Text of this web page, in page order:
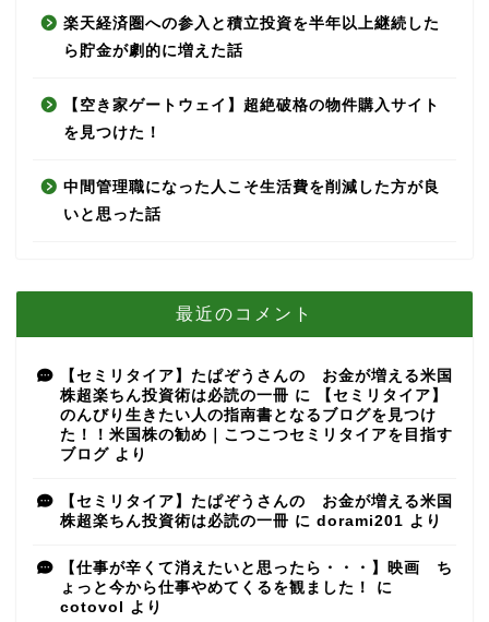
楽天経済圏への参入と積立投資を半年以上継続した
ら貯金が劇的に増えた話
【空き家ゲートウェイ】超絶破格の物件購入サイト
を見つけた！
中間管理職になった人こそ生活費を削減した方が良
いと思った話
最近のコメント
【セミリタイア】たぱぞうさんの お金が増える米国
株超楽ちん投資術は必読の一冊 に
【セミリタイア】
のんびり生きたい人の指南書となるブログを見つけ
た！！米国株の勧め｜こつこつセミリタイアを目指す
ブログ より
【セミリタイア】たぱぞうさんの お金が増える米国
株超楽ちん投資術は必読の一冊 に dorami201 より
【仕事が辛くて消えたいと思ったら・・・】映画 ち
ょっと今から仕事やめてくるを観ました！
に
cotovol
より